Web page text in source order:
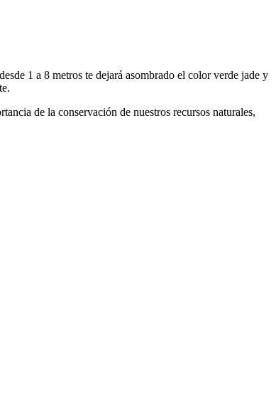
1 a 8 metros te dejará asombrado el color verde jade y
de la conservación de nuestros recursos naturales,